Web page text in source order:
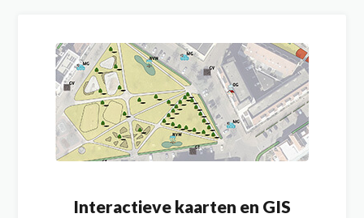
Interactieve kaarten en GIS